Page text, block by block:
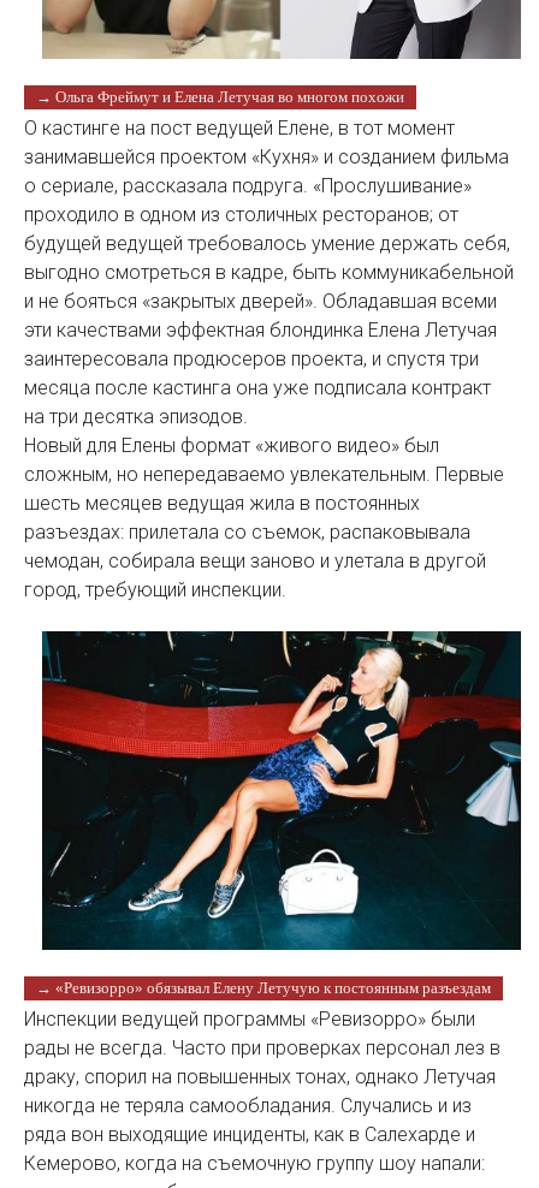
→ Ольга Фреймут и Елена Летучая во многом похожи
О кастинге на пост ведущей Елене, в тот момент
занимавшейся проектом «Кухня» и созданием фильма
о сериале, рассказала подруга. «Прослушивание»
проходило в одном из столичных ресторанов; от
будущей ведущей требовалось умение держать себя,
выгодно смотреться в кадре, быть коммуникабельной
и не бояться «закрытых дверей». Обладавшая всеми
эти качествами эффектная блондинка Елена Летучая
заинтересовала продюсеров проекта, и спустя три
месяца после кастинга она уже подписала контракт
на три десятка эпизодов.
Новый для Елены формат «живого видео» был
сложным, но непередаваемо увлекательным. Первые
шесть месяцев ведущая жила в постоянных
разъездах: прилетала со съемок, распаковывала
чемодан, собирала вещи заново и улетала в другой
город, требующий инспекции.
→ «Ревизорро» обязывал Елену Летучую к постоянным разъездам
Инспекции ведущей программы «Ревизорро» были
рады не всегда. Часто при проверках персонал лез в
драку, спорил на повышенных тонах, однако Летучая
никогда не теряла самообладания. Случались и из
ряда вон выходящие инциденты, как в Салехарде и
Кемерово, когда на съемочную группу шоу напали: